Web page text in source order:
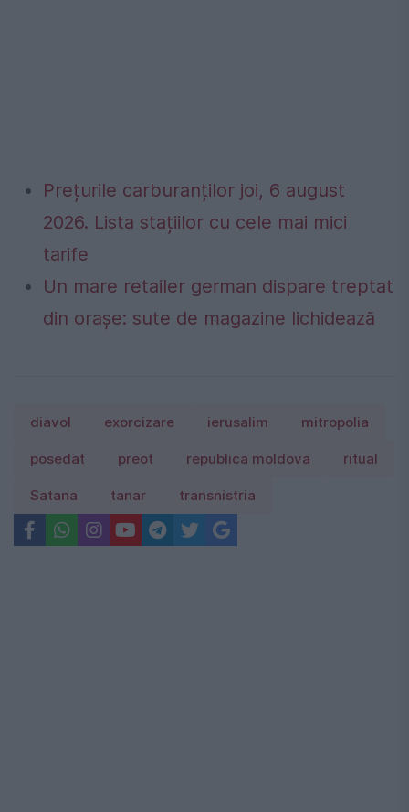
Prețurile carburanților joi, 6 august
2026. Lista stațiilor cu cele mai mici
tarife
Un mare retailer german dispare treptat
din orașe: sute de magazine lichidează
diavol exorcizare ierusalim mitropolia
posedat preot republica moldova ritual
Satana tanar transnistria